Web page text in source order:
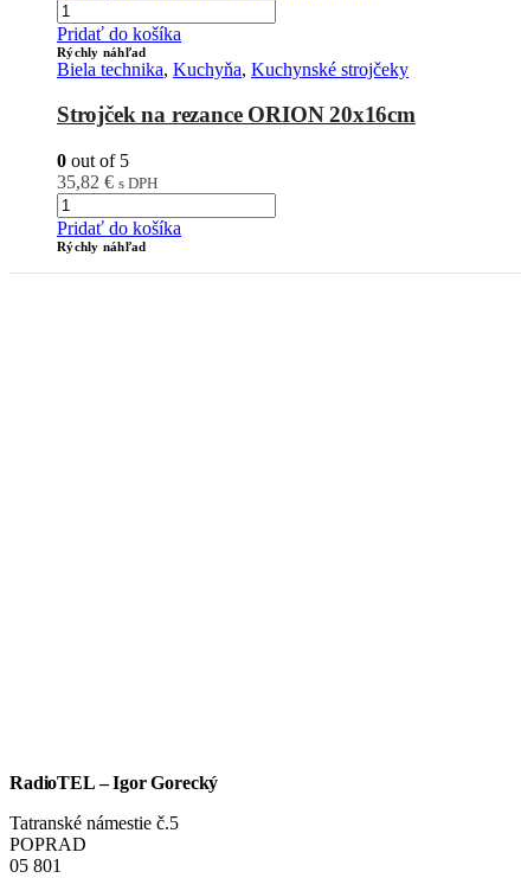
Pridať do košíka
Rýchly náhľad
Biela technika, Kuchyňa, Kuchynské strojčeky
Strojček na rezance ORION 20x16cm
0 out of 5
35,82 € s DPH
Pridať do košíka
Rýchly náhľad
RadioTEL – Igor Gorecký
Tatranské námestie č.5
POPRAD
05 801